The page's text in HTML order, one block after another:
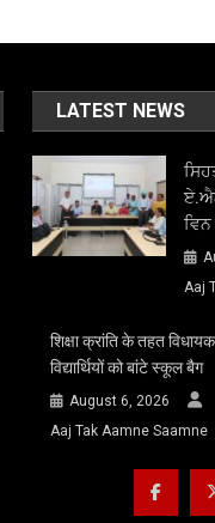
LATEST NEWS
Aaj
शिक्षा क्रांति के तहत
विद्यार्थियों को बांटे स्कूल बैग
August 6, 2026
Aaj Tak Aamne Saamne